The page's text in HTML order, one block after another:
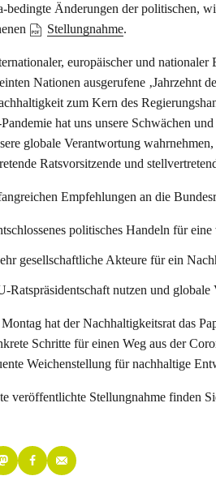
bedingte Änderungen der politischen,
Stellungnahme.
europäischer und nationaler
Nationen ausgerufene ‚Jahrzehnt
zum Kern des
hat uns unsere Schwächen
globale Verantwortung
Ratsvorsitzende und
Empfehlungen an die
politisches Handeln für
gesellschaftliche Akteure für ein
Ratspräsidentschaft nutzen und globale
hat der Nachhaltigkeitsrat das
Schritte für einen Weg aus der
Weichenstellung für nachhaltige
veröffentlichte Stellungnahme finden